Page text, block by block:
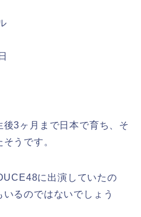
3ヶ月まで日本で育ち、そ
うです。
に出演していたの
るのではないでしょう